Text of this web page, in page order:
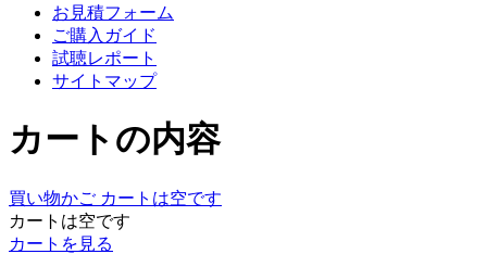
お見積フォーム
ご購入ガイド
試聴レポート
サイトマップ
カートの内容
買い物かご カートは空です
カートは空です
カートを見る